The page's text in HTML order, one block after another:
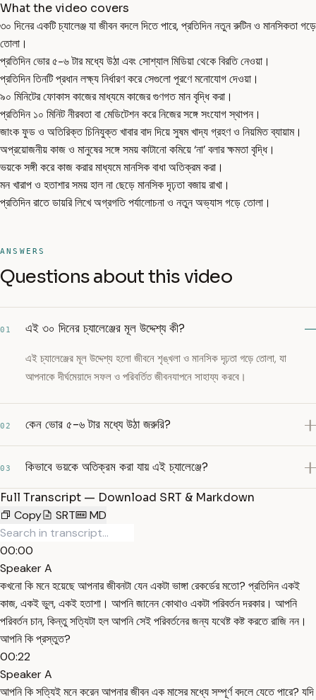
What the video covers
৩০ দিনের একটি চ্যালেঞ্জ যা জীবন বদলে দিতে পারে, প্রতিদিন নতুন রুটিন ও মানসিকতা গড়ে
তোলা।
প্রতিদিন ভোর ৫-৬ টার মধ্যে উঠা এবং সোশ্যাল মিডিয়া থেকে বিরতি নেওয়া।
প্রতিদিন তিনটি প্রধান লক্ষ্য নির্ধারণ করে সেগুলো পূরণে মনোযোগ দেওয়া।
৯০ মিনিটের ফোকাস কাজের মাধ্যমে কাজের গুণগত মান বৃদ্ধি করা।
প্রতিদিন ১০ মিনিট নীরবতা বা মেডিটেশন করে নিজের সঙ্গে সংযোগ স্থাপন।
জাংক ফুড ও অতিরিক্ত চিনিযুক্ত খাবার বাদ দিয়ে সুষম খাদ্য গ্রহণ ও নিয়মিত ব্যায়াম।
অপ্রয়োজনীয় কাজ ও মানুষের সঙ্গে সময় কাটানো কমিয়ে ‘না’ বলার ক্ষমতা বৃদ্ধি।
ভয়কে সঙ্গী করে কাজ করার মাধ্যমে মানসিক বাধা অতিক্রম করা।
মন খারাপ ও হতাশার সময় হাল না ছেড়ে মানসিক দৃঢ়তা বজায় রাখা।
প্রতিদিন রাতে ডায়রি লিখে অগ্রগতি পর্যালোচনা ও নতুন অভ্যাস গড়ে তোলা।
ANSWERS
Questions about this video
01 এই ৩০ দিনের চ্যালেঞ্জের মূল উদ্দেশ্য কী?
এই চ্যালেঞ্জের মূল উদ্দেশ্য হলো জীবনে শৃঙ্খলা ও মানসিক দৃঢ়তা গড়ে তোলা, যা
আপনাকে দীর্ঘমেয়াদে সফল ও পরিবর্তিত জীবনযাপনে সাহায্য করবে।
02 কেন ভোর ৫-৬ টার মধ্যে উঠা জরুরি?
03 কিভাবে ভয়কে অতিক্রম করা যায় এই চ্যালেঞ্জে?
Full Transcript — Download SRT & Markdown
Copy
SRT MD
00:00
Speaker A
কখনো কি মনে হয়েছে আপনার জীবনটা যেন একটা ভাঙ্গা রেকর্ডের মতো? প্রতিদিন একই
কাজ, একই ভুল, একই হতাশা। আপনি জানেন কোথাও একটা পরিবর্তন দরকার। আপনি
পরিবর্তন চান, কিন্তু সত্যিটা হল আপনি সেই পরিবর্তনের জন্য যথেষ্ট কষ্ট করতে রাজি নন।
আপনি কি প্রস্তুত?
00:22
Speaker A
আপনি কি সত্যিই মনে করেন আপনার জীবন এক মাসের মধ্যে সম্পূর্ণ বদলে যেতে পারে? যদি